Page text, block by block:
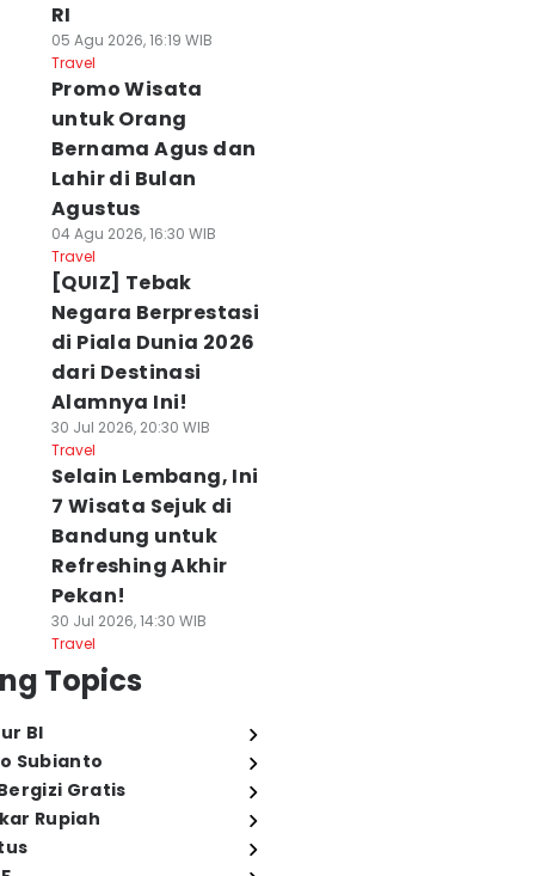
RI
05 Agu 2026, 16:19 WIB
Travel
Promo Wisata
untuk Orang
Bernama Agus dan
Lahir di Bulan
Agustus
04 Agu 2026, 16:30 WIB
Travel
[QUIZ] Tebak
Negara Berprestasi
di Piala Dunia 2026
dari Destinasi
Alamnya Ini!
30 Jul 2026, 20:30 WIB
Travel
Selain Lembang, Ini
7 Wisata Sejuk di
Bandung untuk
Refreshing Akhir
Pekan!
30 Jul 2026, 14:30 WIB
Travel
Topics
BI
Subianto
Gratis
Rupiah